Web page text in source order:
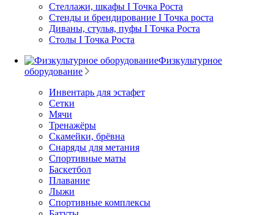
Стеллажи, шкафы I Точка Роста
Стенды и брендирование I Точка роста
Диваны, стулья, пуфы I Точка Роста
Столы I Точка Роста
Физкультурное
оборудование
Инвентарь для эстафет
Сетки
Мячи
Тренажёры
Скамейки, брёвна
Снаряды для метания
Спортивные маты
Баскетбол
Плавание
Лыжи
Спортивные комплексы